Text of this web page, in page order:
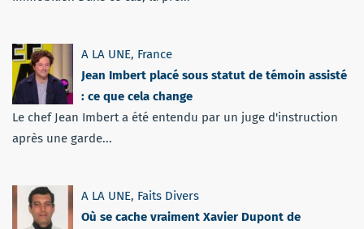
A LA UNE, France
Jean Imbert placé sous statut de témoin assisté
: ce que cela change
Le chef Jean Imbert a été entendu par un juge d'instruction
après une garde...
A LA UNE, Faits Divers
Où se cache vraiment Xavier Dupont de